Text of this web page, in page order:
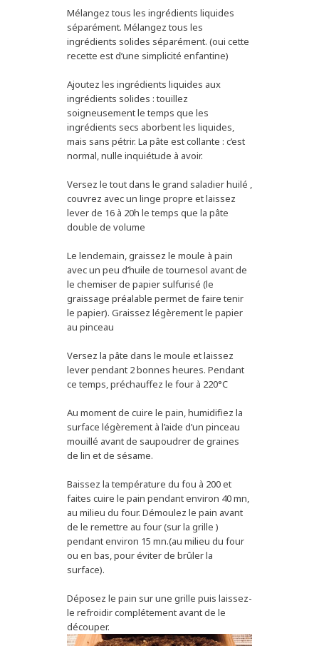
Mélangez tous les ingrédients liquides
séparément. Mélangez tous les
ingrédients solides séparément. (oui cette
recette est d’une simplicité enfantine)
Ajoutez les ingrédients liquides aux
ingrédients solides : touillez
soigneusement le temps que les
ingrédients secs aborbent les liquides,
mais sans pétrir. La pâte est collante : c’est
normal, nulle inquiétude à avoir.
Versez le tout dans le grand saladier huilé ,
couvrez avec un linge propre et laissez
lever de 16 à 20h le temps que la pâte
double de volume
Le lendemain, graissez le moule à pain
avec un peu d’huile de tournesol avant de
le chemiser de papier sulfurisé (le
graissage préalable permet de faire tenir
le papier). Graissez légèrement le papier
au pinceau
Versez la pâte dans le moule et laissez
lever pendant 2 bonnes heures. Pendant
ce temps, préchauffez le four à 220°C
Au moment de cuire le pain, humidifiez la
surface légèrement à l’aide d’un pinceau
mouillé avant de saupoudrer de graines
de lin et de sésame.
Baissez la température du fou à 200 et
faites cuire le pain pendant environ 40 mn,
au milieu du four. Démoulez le pain avant
de le remettre au four (sur la grille )
pendant environ 15 mn.(au milieu du four
ou en bas, pour éviter de brûler la
surface).
Déposez le pain sur une grille puis laissez-
le refroidir complétement avant de le
découper.